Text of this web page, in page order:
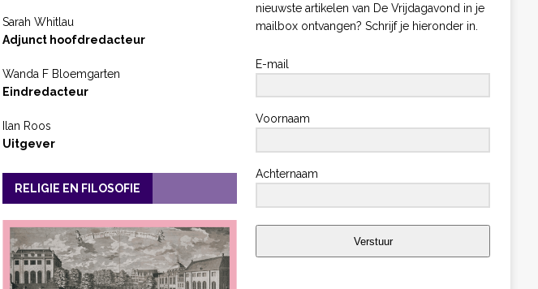
Sarah Whitlau
Adjunct hoofdredacteur
Wanda F Bloemgarten
Eindredacteur
Ilan Roos
Uitgever
RELIGIE EN FILOSOFIE
nieuwste artikelen van De Vrijdagavond in je
mailbox ontvangen? Schrijf je hieronder in.
E-mail
Voornaam
Achternaam
Verstuur